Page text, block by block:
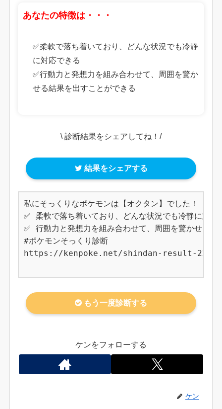
あなたの特徴は・・・
✅柔軟で落ち着いており、どんな状況でも冷静
に対応できる
✅行動力と発想力を組み合わせて、周囲を驚か
せる結果を出すことができる
\ 診断結果をシェアしてね！/
結果をシェアする
私にそっくりなポケモンは【オクタン】でした！
✅ 柔軟で落ち着いており、どんな状況でも冷静に対応
✅ 行動力と発想力を組み合わせて、周囲を驚かせる結
#ポケモンそっくり診断
https://kenpoke.net/shindan-result-224
もう一度診断する
ケンをフォローする
ケン